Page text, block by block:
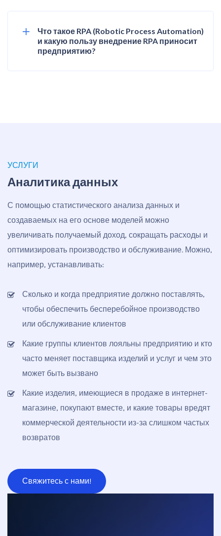
Что такое RPA (Robotic Process Automation)
и какую пользу внедрение RPA приносит
предприятию?
УСЛУГИ
Аналитика данных
С помощью статистического анализа данных и
создаваемых на его основе моделей можно
увеличивать получаемый доход, сокращать расходы и
оптимизировать производство и обслуживание. Можно,
например, устанавливать:
Сколько и когда предприятие должно поставлять,
чтобы обеспечить бесперебойное производство
или обслуживание клиентов
Какие группы клиентов лояльны предприятию и кто
часто меняет поставщика изделий и услуг и чем это
может быть вызвано
Какие изделия, имеющиеся в продаже в интернет-
магазине, покупают вместе, и какие товары вредят
коммерческой деятельности из-за слишком частых
возвратов
Свяжитесь с нами!